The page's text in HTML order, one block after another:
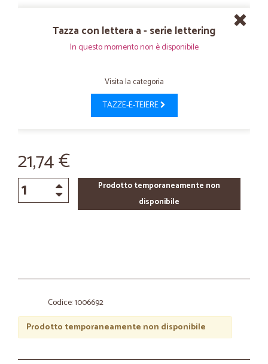
Tazza con lettera a - serie lettering
In questo momento non è disponibile
Visita la categoria
TAZZE-E-TEIERE
21,74 €
Prodotto temporaneamente non
disponibile
Codice: 1006692
Prodotto temporaneamente non disponibile